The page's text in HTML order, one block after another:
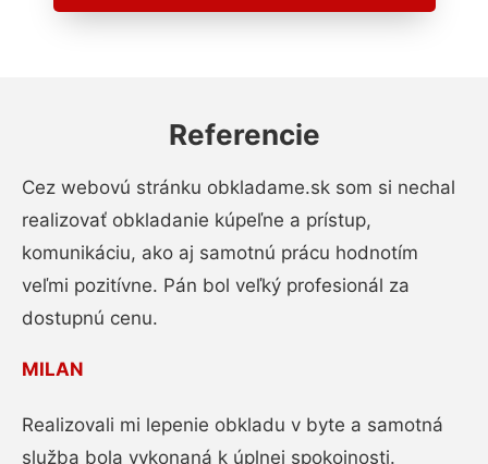
Referencie
Cez webovú stránku obkladame.sk som si nechal
realizovať obkladanie kúpeľne a prístup,
komunikáciu, ako aj samotnú prácu hodnotím
veľmi pozitívne. Pán bol veľký profesionál za
dostupnú cenu.
MILAN
Realizovali mi lepenie obkladu v byte a samotná
služba bola vykonaná k úplnej spokojnosti.